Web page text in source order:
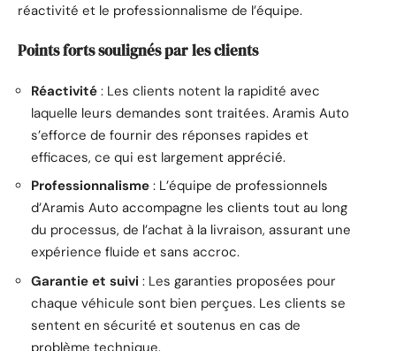
réactivité et le professionnalisme de l’équipe.
Points forts soulignés par les clients
Réactivité : Les clients notent la rapidité avec
laquelle leurs demandes sont traitées. Aramis Auto
s’efforce de fournir des réponses rapides et
efficaces, ce qui est largement apprécié.
Professionnalisme : L’équipe de professionnels
d’Aramis Auto accompagne les clients tout au long
du processus, de l’achat à la livraison, assurant une
expérience fluide et sans accroc.
Garantie et suivi : Les garanties proposées pour
chaque véhicule sont bien perçues. Les clients se
sentent en sécurité et soutenus en cas de
problème technique.